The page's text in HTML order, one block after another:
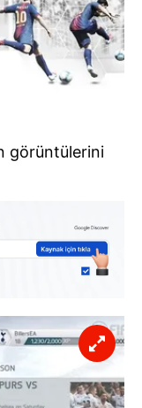
görüntülerini